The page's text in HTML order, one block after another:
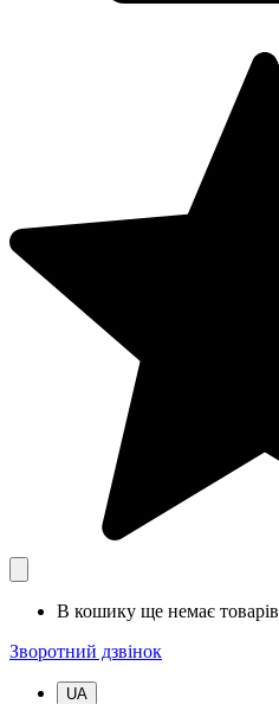
В кошику ще немає товарів
Зворотний дзвінок
UA